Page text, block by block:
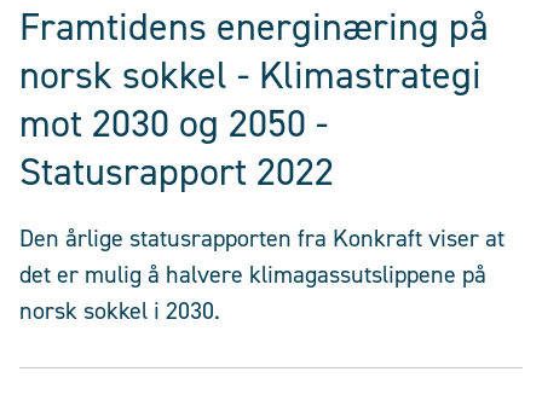
Framtidens energinæring på
norsk sokkel - Klimastrategi
mot 2030 og 2050 -
Statusrapport 2022
Den årlige statusrapporten fra Konkraft viser at
det er mulig å halvere klimagassutslippene på
norsk sokkel i 2030.